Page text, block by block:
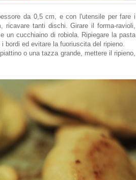
da 0,5 cm, e con l'utensile per fare i
tanti dischi. Girare il forma-ravioli,
un cucchiaino di robiola. Ripiegare la pasta
bordi ed evitare la fuoriuscita del ripieno.
o una tazza grande, mettere il ripieno,